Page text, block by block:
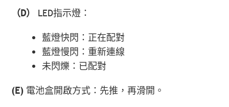
（D）
LED指示燈：
藍燈快閃：正在配對
藍燈慢閃：重新連線
未閃爍：已配對
(E) 電池盒開啟方式：先推，再滑開。